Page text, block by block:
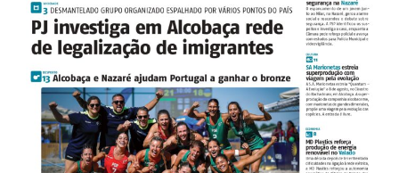
assinantes
Ofertas para assinatura anual
Escolha o plano